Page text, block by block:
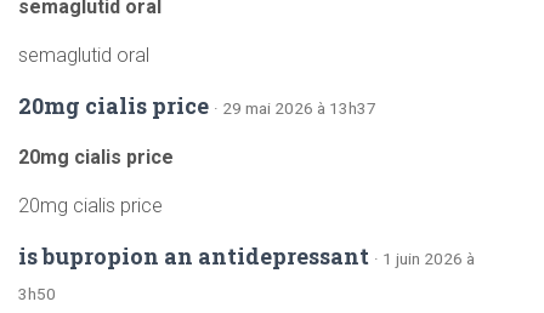
semaglutid oral
semaglutid oral
20mg cialis price · 29 mai 2026 à 13h37
20mg cialis price
20mg cialis price
is bupropion an antidepressant · 1 juin 2026 à
3h50